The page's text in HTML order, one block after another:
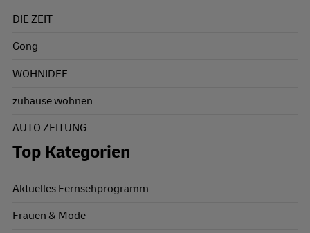
DIE ZEIT
Gong
WOHNIDEE
zuhause wohnen
AUTO ZEITUNG
Top Kategorien
Aktuelles Fernsehprogramm
Frauen & Mode